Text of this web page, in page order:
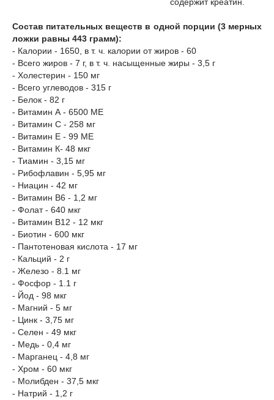
Состав питательных веществ в одной порции (3 мерных
ложки равны 443 грамм):
- Калории - 1650, в т. ч. калории от жиров - 60
- Всего жиров - 7 г, в т. ч. насыщенные жиры - 3,5 г
- Холестерин - 150 мг
- Всего углеводов - 315 г
- Белок - 82 г
- Витамин А - 6500 МЕ
- Витамин С - 258 мг
- Витамин Е - 99 МЕ
- Витамин К- 48 мкг
- Тиамин - 3,15 мг
- Рибофлавин - 5,95 мг
- Ниацин - 42 мг
- Витамин В6 - 1,2 мг
- Фолат - 640 мкг
- Витамин В12 - 12 мкг
- Биотин - 600 мкг
- Пантотеновая кислота - 17 мг
- Кальций - 2 г
- Железо - 8.1 мг
- Фосфор - 1.1 г
- Йод - 98 мкг
- Магний - 5 мг
- Цинк - 3,75 мг
- Селен - 49 мкг
- Медь - 0,4 мг
- Марганец - 4,8 мг
- Хром - 60 мкг
- Молибден - 37,5 мкг
- Натрий - 1,2 г